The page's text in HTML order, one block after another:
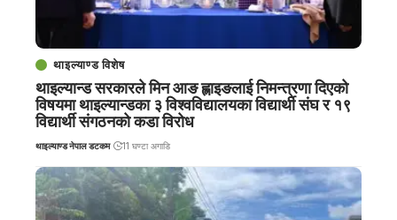
थाइल्याण्ड विशेष
थाइल्यान्ड सरकारले मिन आङ ह्लाइङलाई निमन्त्रणा दिएको
विषयमा थाइल्यान्डका ३ विश्वविद्यालयका विद्यार्थी संघ र १९
विद्यार्थी संगठनको कडा विरोध
थाइल्याण्ड नेपाल डटकम 11 घण्टा अगाडि